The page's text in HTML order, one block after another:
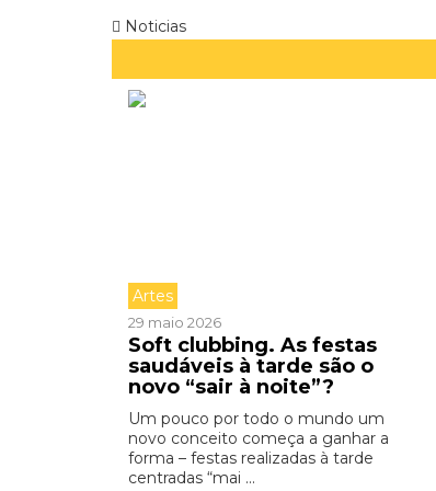
Noticias
Artes
29 maio 2026
Soft clubbing. As festas
saudáveis à tarde são o
novo “sair à noite”?
Um pouco por todo o mundo um
novo conceito começa a ganhar a
forma – festas realizadas à tarde
centradas “mai ...